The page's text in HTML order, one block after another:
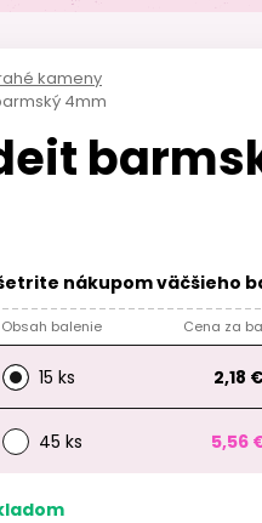
kameny
4mm
nákupom väčšieho
Obsah balenie Cena za
15 ks 2,18
45 ks 5,56